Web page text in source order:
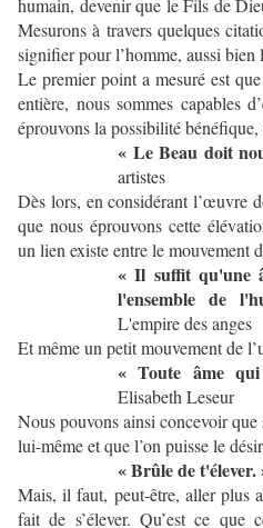
humain, devenir que le Fils de
Mesurons à travers quelques
signifier pour l’homme, aussi bien
Le premier point a mesuré est
entière, nous sommes capables
éprouvons la possibilité
« Le Beau doit
artistes
Dès lors, en considérant l’œuvre
que nous éprouvons cette
un lien existe entre le mouvement
« Il suffit qu'une
l'ensemble de
L'empire des anges
Et même un petit mouvement de
« Toute âme qui
Elisabeth Leseur
Nous pouvons ainsi concevoir que
lui-même et que l’on puisse le
« Brûle de t'élever.
Mais, il faut, peut-être, aller plus
fait de s’élever. Qu’est ce